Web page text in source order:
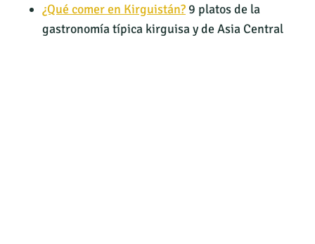
¿Qué comer en Kirguistán? 9 platos de la
gastronomía típica kirguisa y de Asia Central